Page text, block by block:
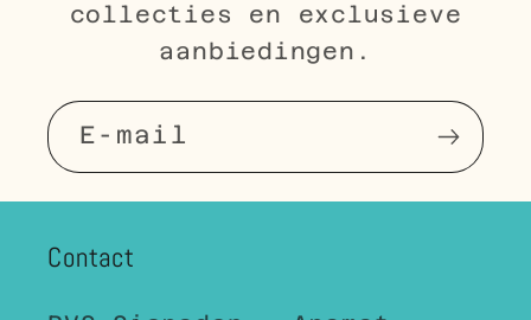
collecties en exclusieve
aanbiedingen.
E‑mail
Contact